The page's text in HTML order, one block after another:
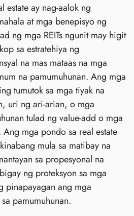
estate ay nag-aalok ng
at mga benepisyo ng
ng mga REITs ngunit may higit
sa estratehiya ng
na mas mataas na mga
na pamumuhunan. Ang mga
tumutok sa mga tiyak na
uri ng ari-arian, o mga
tulad ng value-add o mga
mga pondo sa real estate
mula sa matibay na
sa propesyonal na
ng proteksyon sa mga
pinapayagan ang mga
pamumuhunan.